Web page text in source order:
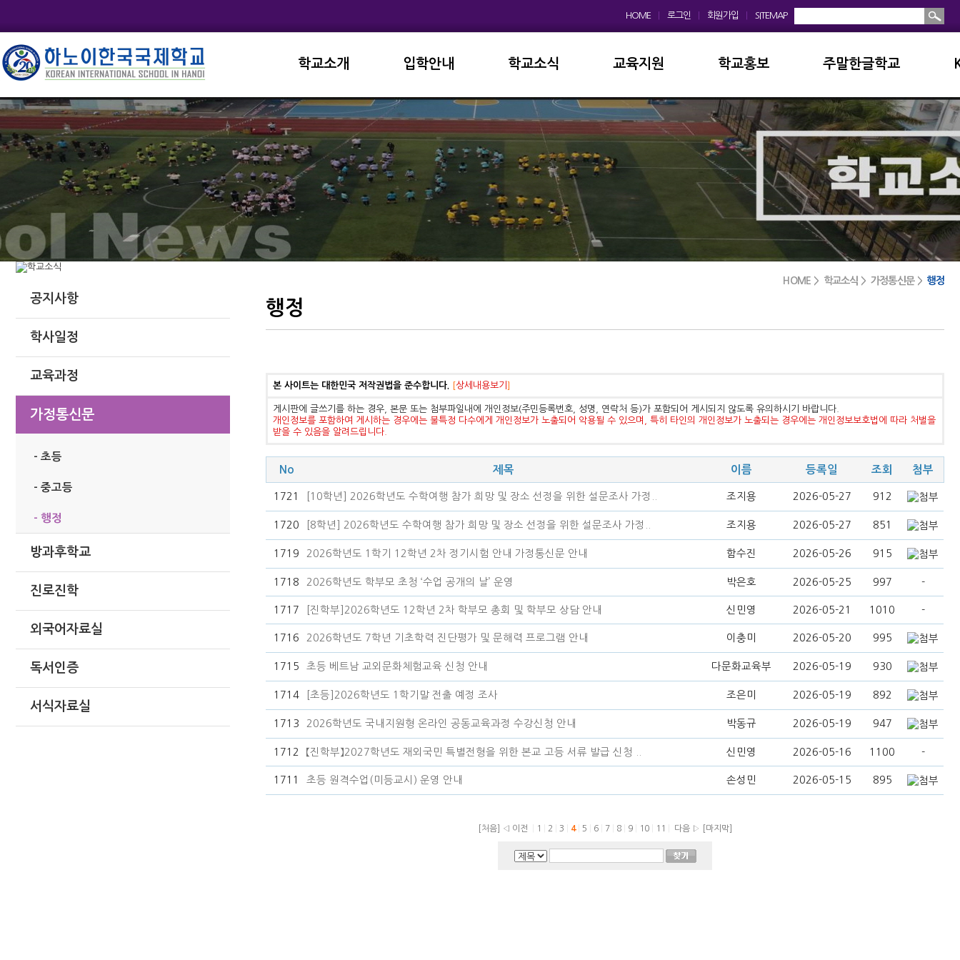
HOME 로그인 회원가입 SITEMAP
학교소개
교직원인사
학교상징
학교연혁
학교교육목표
학교현황
입학안내
중고등학교
학교소식
공지사항
학사일정
교육과정
가정통신문
방과후학교
외국어자료실
교육지원
이사회
학교운영위원회
학부모회
학교발전기금
학교홍보
학교앨범
홍보동영상
보도자료
디지털선도학교
주말한글학교
소개및현황
공지사항
입학안내
학교앨범
서식자료실
공지사항
학사일정
교육과정
가정통신문
- 초등
- 중고등
- 행정
방과후학교
진로진학
외국어자료실
독서인증
서식자료실
HOME > 학교소식 > 가정통신문 > 행정
행정
본 사이트는 대한민국 저작권법을 준수합니다. [상세내용보기 ]
게시판에 글쓰기를 하는 경우, 본문 또는 첨부파일내에 개인정보(주민등록번호, 성명, 연락처 등)가 포함되어 게시되지 않도록 유의하시기 바랍니다.
개인정보를 포함하여 게시하는 경우에는 불특정 다수에게 개인정보가 노출되어 악용될 수 있으며, 특히 타인의 개인정보가 노출되는 경우에는 개인정보보호법에 따라 처벌을
받을 수 있음을 알려드립니다.
No 제목 이름 등록일 조회 첨부
1721 [10학년] 2026학년도 수학여행 참가 희망 및 장소 선정을 위한 설문조사 가정.. 조지용 2026-05-27 912
1720 [8학년] 2026학년도 수학여행 참가 희망 및 장소 선정을 위한 설문조사 가정.. 조지용 2026-05-27 851
1719 2026학년도 1학기 12학년 2차 정기시험 안내 가정통신문 안내 함수진 2026-05-26 915
1718 2026학년도 학부모 초청 ‘수업 공개의 날’ 운영 박은호 2026-05-25 997 -
1717 [진학부]2026학년도 12학년 2차 학부모 총회 및 학부모 상담 안내 신민영 2026-05-21 1010 -
1716 2026학년도 7학년 기초학력 진단평가 및 문해력 프로그램 안내 이충미 2026-05-20 995
1715 초등 베트남 교외문화체험교육 신청 안내 다문화교육부 2026-05-19 930
1714 [초등]2026학년도 1학기말 전출 예정 조사 조은미 2026-05-19 892
1713 2026학년도 국내지원형 온라인 공동교육과정 수강신청 안내 박동규 2026-05-19 947
1712 【진학부】2027학년도 재외국민 특별전형을 위한 본교 고등 서류 발급 신청 .. 신민영 2026-05-16 1100 -
1711 초등 원격수업(미등교시) 운영 안내 손성민 2026-05-15 895
[처음] ◁ 이전 1 2 3 4 5 6 7 8 9 10 11 다음 ▷ [마지막]